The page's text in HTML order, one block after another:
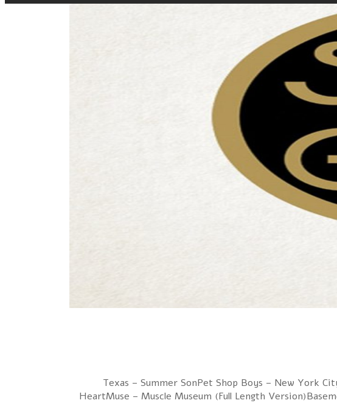
1 Texas – Summer SonPet Shop Boys – New York
HeartMuse – Muscle Museum (Full Length